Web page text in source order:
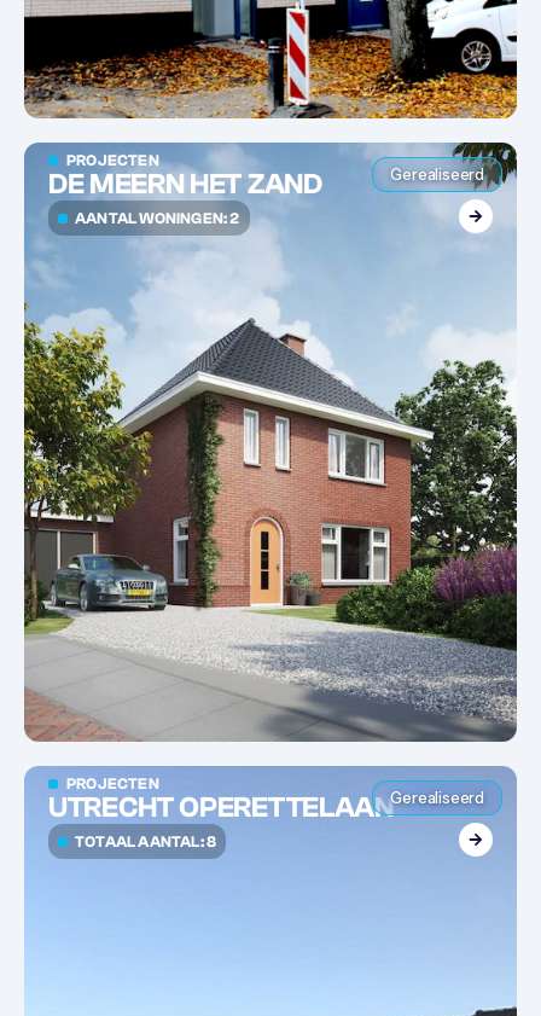
Gerealiseerd
PROJECTEN
DE MEERN HET ZAND
AANTAL WONINGEN: 2
Gerealiseerd
PROJECTEN
UTRECHT OPERETTELAAN
TOTAAL AANTAL: 8